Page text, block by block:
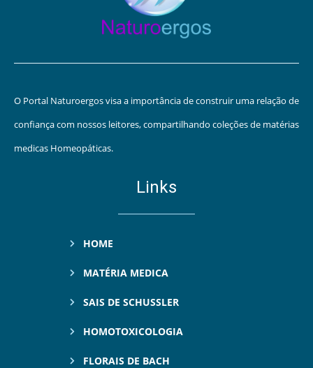
O Portal Naturoergos visa a importância de construir uma relação de
confiança com nossos leitores, compartilhando coleções de matérias
medicas Homeopáticas.
Links
HOME
MATÉRIA MEDICA
SAIS DE SCHUSSLER
HOMOTOXICOLOGIA
FLORAIS DE BACH